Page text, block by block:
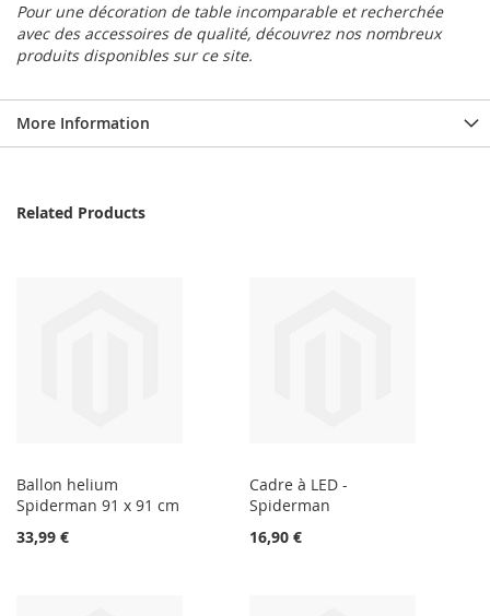
Pour une décoration de table incomparable et recherchée
avec des accessoires de qualité, découvrez nos nombreux
produits disponibles sur ce site.
More Information
Related Products
Ballon helium
Spiderman 91 x 91 cm
33,99 €
Cadre à LED -
Spiderman
16,90 €